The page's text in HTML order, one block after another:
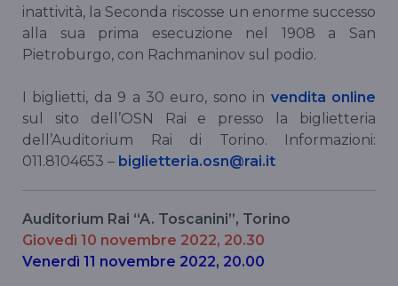
inattività, la Seconda riscosse un enorme successo
alla sua prima esecuzione nel 1908 a San
Pietroburgo, con Rachmaninov sul podio.
I biglietti, da 9 a 30 euro, sono in vendita online
sul sito dell’OSN Rai e presso la biglietteria
dell’Auditorium Rai di Torino. Informazioni:
011.8104653 – biglietteria.osn@rai.it
Auditorium Rai “A. Toscanini”, Torino
Giovedì 10 novembre 2022, 20.30
Venerdì 11 novembre 2022, 20.00